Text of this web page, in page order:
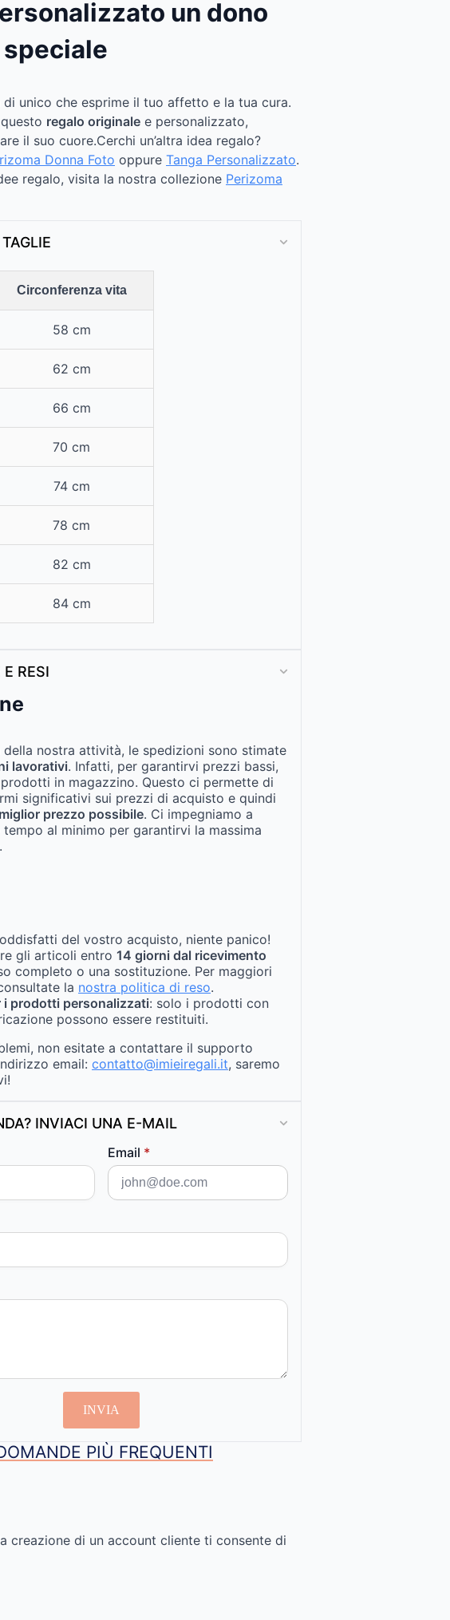
un dono
di unico che esprime il tuo affetto e la tua cura.
regalo originale e personalizzato,
il suo cuore.Cerchi un’altra idea regalo?
Donna Foto oppure Tanga Personalizzato.
regalo, visita la nostra collezione Perizoma
Circonferenza vita
58 cm
62 cm
66 cm
70 cm
74 cm
78 cm
82 cm
84 cm
RESI
della nostra attività, le spedizioni sono stimate
lavorativi. Infatti, per garantirvi prezzi bassi,
in magazzino. Questo ci permette di
significativi sui prezzi di acquisto e quindi
prezzo possibile. Ci impegniamo a
al minimo per garantirvi la massima
del vostro acquisto, niente panico!
gli articoli entro 14 giorni dal ricevimento
completo o una sostituzione. Per maggiori
la nostra politica di reso.
i prodotti personalizzati: solo i prodotti con
possono essere restituiti.
non esitate a contattare il supporto
email: contatto@imieiregali.it, saremo
INVIACI UNA E-MAIL
Email *
INVIA
PIÙ FREQUENTI
creazione di un account cliente ti consente di